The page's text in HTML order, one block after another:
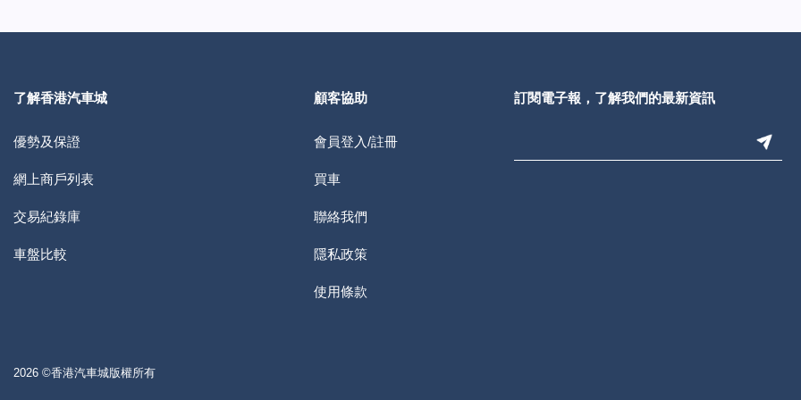
了解香港汽車城
優勢及保證
網上商戶列表
交易紀錄庫
車盤比較
顧客協助
會員登入/註冊
買車
聯絡我們
隱私政策
使用條款
訂閱電子報，了解我們的最新資訊
2026 ©香港汽車城版權所有